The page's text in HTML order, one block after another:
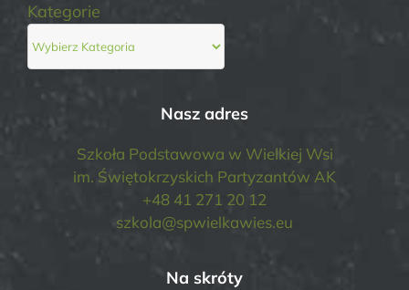
Kategorie
Nasz adres
Szkoła Podstawowa w Wielkiej Wsi
im. Świętokrzyskich Partyzantów AK
+48 41 271 20 12
szkola@spwielkawies.eu
Na skróty